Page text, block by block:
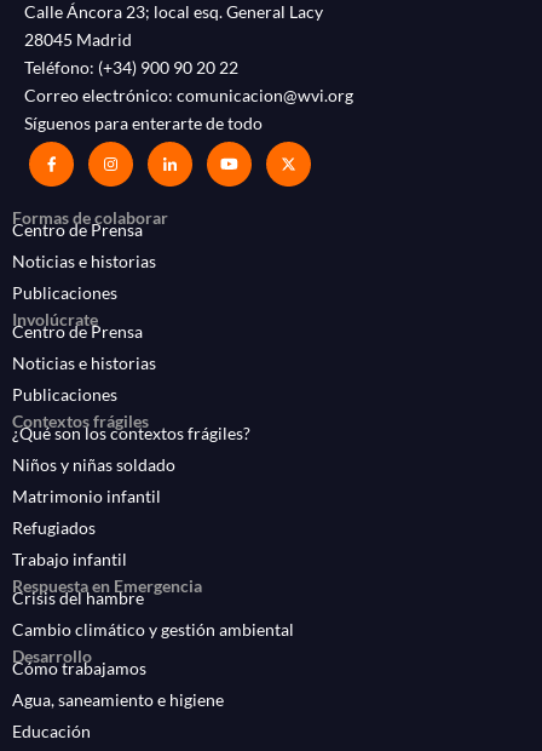
Calle Áncora 23; local esq. General Lacy
28045 Madrid
Teléfono: (+34) 900 90 20 22
Correo electrónico: comunicacion@wvi.org
Síguenos para enterarte de todo
Formas de colaborar
Centro de Prensa
Noticias e historias
Publicaciones
Involúcrate
Centro de Prensa
Noticias e historias
Publicaciones
Contextos frágiles
¿Qué son los contextos frágiles?
Niños y niñas soldado
Matrimonio infantil
Refugiados
Trabajo infantil
Respuesta en Emergencia
Crisis del hambre
Cambio climático y gestión ambiental
Desarrollo
Cómo trabajamos
Agua, saneamiento e higiene
Educación